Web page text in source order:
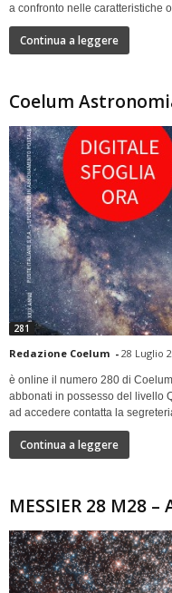
a confronto nelle caratteristiche
Continua a leggere
Coelum
281
Redazione Coelum - 28 Luglio
è online il numero 280 di
abbonati in possesso del livello
ad accedere contatta la
Continua a leggere
MESSIER 28 M28